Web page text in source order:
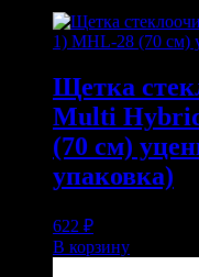
Щетка
Multi
(70 см)
упаковка)
622 ₽
В корзину